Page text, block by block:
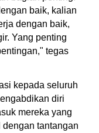
baik, kalian
dengan baik,
Yang penting
tegas
kepada seluruh
diri
mereka yang
tantangan